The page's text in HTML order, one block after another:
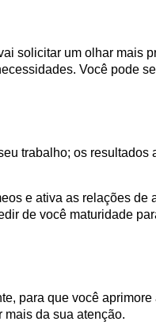
solicitar um olhar mais
Você pode
trabalho; os resultados
e ativa as relações de
de você maturidade
para que você aprimore
da sua atenção.